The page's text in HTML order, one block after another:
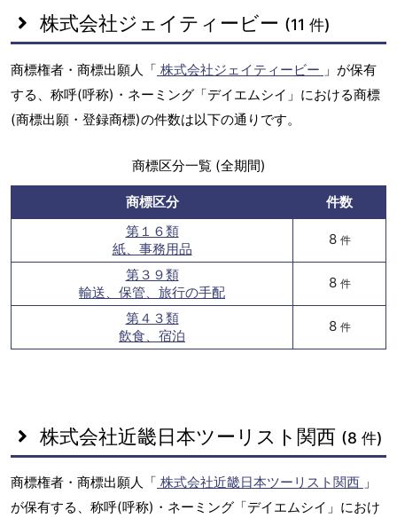
株式会社ジェイティービー (11 件)
商標権者・商標出願人「 株式会社ジェイティービー 」が保有
する、称呼(呼称)・ネーミング「デイエムシイ」における商標
(商標出願・登録商標)の件数は以下の通りです。
商標区分一覧 (全期間)
商標区分
件数
第１６類
紙、事務用品
8 件
第３９類
輸送、保管、旅行の手配
8 件
第４３類
飲食、宿泊
8 件
株式会社近畿日本ツーリスト関西 (8 件)
商標権者・商標出願人「 株式会社近畿日本ツーリスト関西 」
が保有する、称呼(呼称)・ネーミング「デイエムシイ」におけ